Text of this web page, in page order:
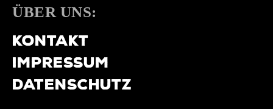
ÜBER UNS:
KONTAKT
IMPRESSUM
DATENSCHUTZ